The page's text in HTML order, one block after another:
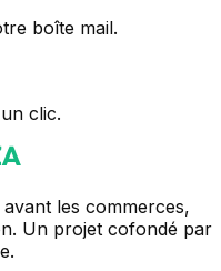
boîte mail.
clic.
les commerces,
Un projet cofondé par